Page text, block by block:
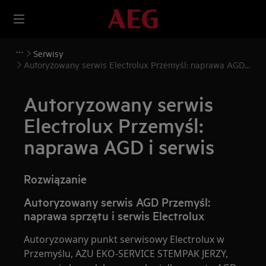
Serwisy
Autoryzowany serwis Electrolux Przemyśl: naprawa AGD i
Autoryzowany serwis
Electrolux Przemyśl:
naprawa AGD i serwis
Rozwiązanie
Autoryzowany serwis AGD Przemyśl:
naprawa sprzętu i serwis Electrolux
Autoryzowany punkt serwisowy Electrolux w
Przemyślu, AZU EKO-SERVICE STEMPAK JERZY,